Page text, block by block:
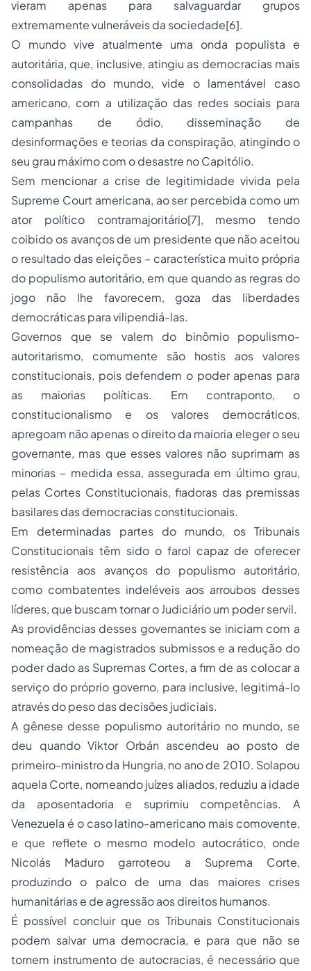
vieram apenas para salvaguardar grupos
extremamente vulneráveis da sociedade[6].
O mundo vive atualmente uma onda populista e
autoritária, que, inclusive, atingiu as democracias mais
consolidadas do mundo, vide o lamentável caso
americano, com a utilização das redes sociais para
campanhas de ódio, disseminação de
desinformações e teorias da conspiração, atingindo o
seu grau máximo com o desastre no Capitólio.
Sem mencionar a crise de legitimidade vivida pela
Supreme Courtamericana, ao ser percebida como um
ator político contramajoritário[7], mesmo tendo
coibido os avanços de um presidente que não aceitou
o resultado das eleições – característica muito própria
do populismo autoritário, em que quando as regras do
jogo não lhe favorecem, goza das liberdades
democráticas para vilipendiá-las.
Governos que se valem do binômio populismo-
autoritarismo, comumente são hostis aos valores
constitucionais, pois defendem o poder apenas para
as maiorias políticas. Em contraponto, o
constitucionalismo e os valores democráticos,
apregoam não apenas o direito da maioria eleger o seu
governante, mas que esses valores não suprimam as
minorias – medida essa, assegurada em último grau,
pelas Cortes Constitucionais, fiadoras das premissas
basilares das democracias constitucionais.
Em determinadas partes do mundo, os Tribunais
Constitucionais têm sido o farol capaz de oferecer
resistência aos avanços do populismo autoritário,
como combatentes indeléveis aos arroubos desses
líderes, que buscam tornar o Judiciário um poder servil.
As providências desses governantes se iniciam com a
nomeação de magistrados submissos e a redução do
poder dado as Supremas Cortes, a fim de as colocar a
serviço do próprio governo, para inclusive, legitimá-lo
através do peso das decisões judiciais.
A gênese desse populismo autoritário no mundo, se
deu quando Viktor Orbán ascendeu ao posto de
primeiro-ministro da Hungria, no ano de 2010. Solapou
aquela Corte, nomeando juízes aliados, reduziu a idade
da aposentadoria e suprimiu competências. A
Venezuela é o caso latino-americano mais comovente,
e que reflete o mesmo modelo autocrático, onde
Nicolás Maduro garroteou a Suprema Corte,
produzindo o palco de uma das maiores crises
humanitárias e de agressão aos direitos humanos.
É possível concluir que os Tribunais Constitucionais
podem salvar uma democracia, e para que não se
tornem instrumento de autocracias, é necessário que